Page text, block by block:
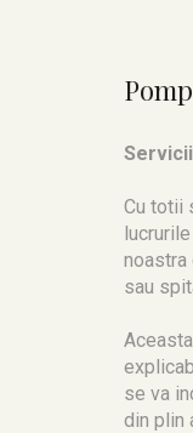
Cu totii
noastra
sau
se va
din plin